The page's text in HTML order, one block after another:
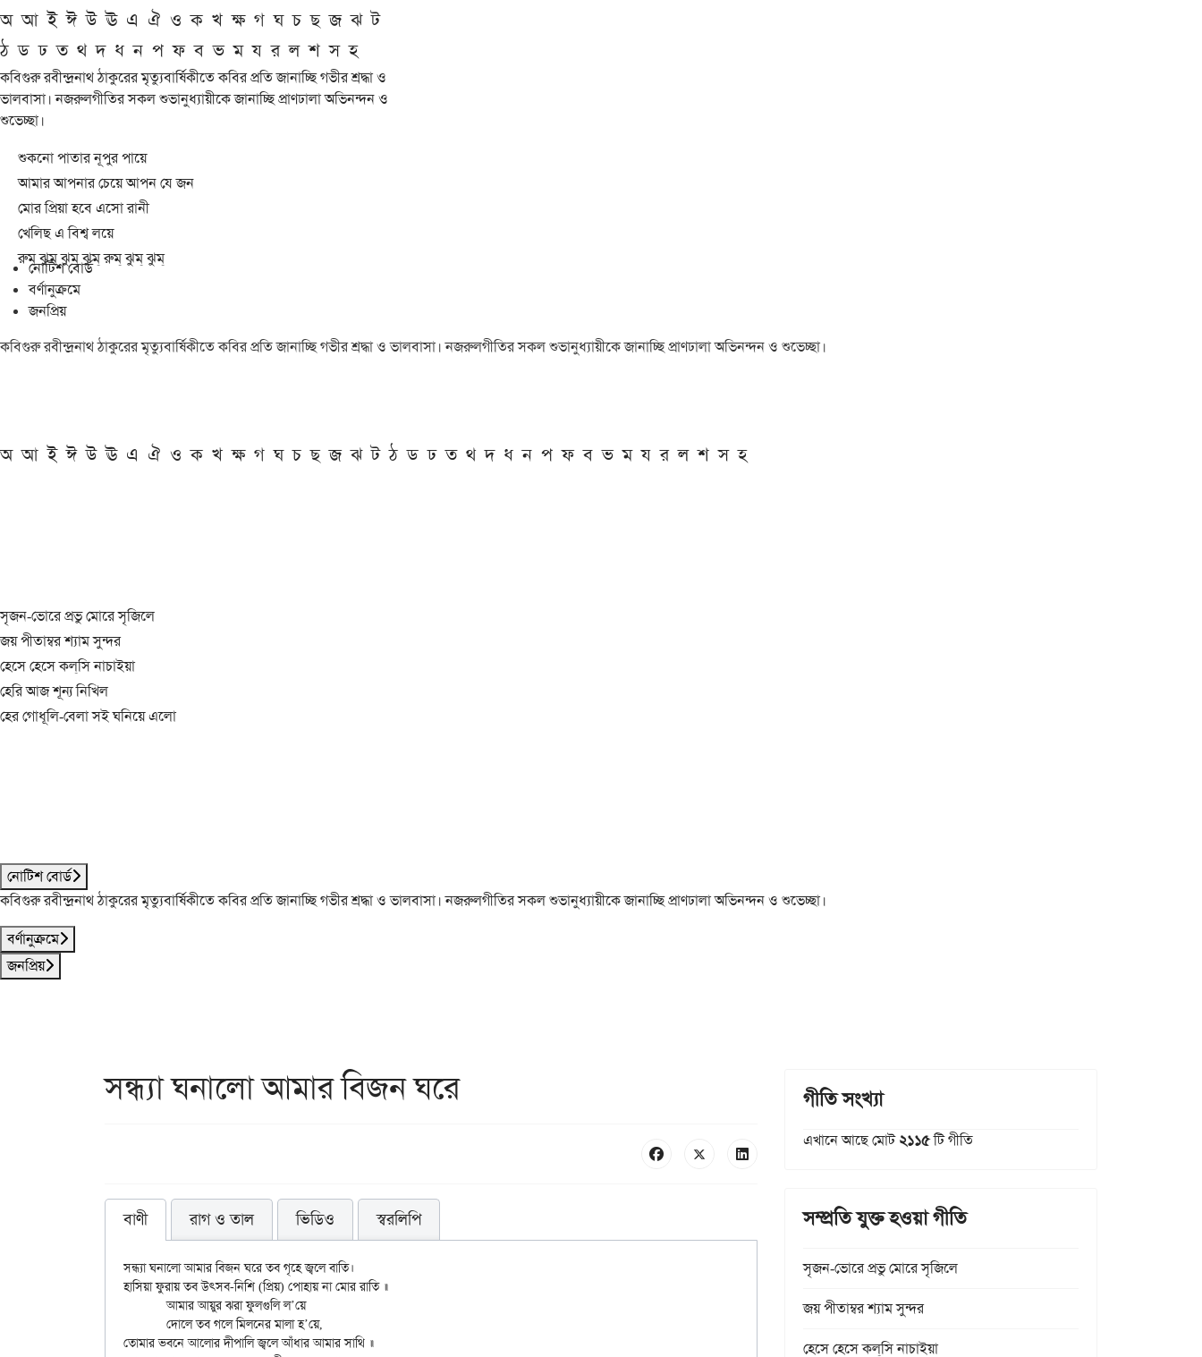
অ আ ই ঈ উ ঊ এ ঐ ও ক খ ক্ষ গ ঘ চ ছ জ ঝ ট
ঠ ড ঢ ত থ দ ধ ন প ফ ব ভ ম য র ল শ স হ
কবিগুরু রবীন্দ্রনাথ ঠাকুরের মৃত্যুবার্ষিকীতে কবির প্রতি জানাচ্ছি গভীর শ্রদ্ধা ও
ভালবাসা। নজরুলগীতির সকল শুভানুধ্যায়ীকে জানাচ্ছি প্রাণঢালা অভিনন্দন ও
শুভেচ্ছা।
শুকনো পাতার নূপুর পায়ে
আমার আপনার চেয়ে আপন যে জন
মোর প্রিয়া হবে এসো রানী
খেলিছ এ বিশ্ব লয়ে
রুম্ ঝুম্ ঝুম্ ঝুম্ রুম্ ঝুম্ ঝুম্
নোটিশ বোর্ড
বর্ণানুক্রমে
জনপ্রিয়
কবিগুরু রবীন্দ্রনাথ ঠাকুরের মৃত্যুবার্ষিকীতে কবির প্রতি জানাচ্ছি গভীর শ্রদ্ধা ও ভালবাসা। নজরুলগীতির সকল শুভানুধ্যায়ীকে জানাচ্ছি প্রাণঢালা অভিনন্দন ও শুভেচ্ছা।
অ আ ই ঈ উ ঊ এ ঐ ও ক খ ক্ষ গ ঘ চ ছ জ ঝ ট ঠ ড ঢ ত থ দ ধ ন প ফ ব ভ ম য র ল শ স হ
সৃজন-ভোরে প্রভু মোরে সৃজিলে
জয় পীতাম্বর শ্যাম সুন্দর
হেসে হেসে কল্‌সি নাচাইয়া
হেরি আজ শূন্য নিখিল
হের গোধূলি-বেলা সই ঘনিয়ে এলো
নোটিশ বোর্ড
কবিগুরু রবীন্দ্রনাথ ঠাকুরের মৃত্যুবার্ষিকীতে কবির প্রতি জানাচ্ছি গভীর শ্রদ্ধা ও ভালবাসা। নজরুলগীতির সকল শুভানুধ্যায়ীকে জানাচ্ছি প্রাণঢালা অভিনন্দন ও শুভেচ্ছা।
বর্ণানুক্রমে
জনপ্রিয়
সন্ধ্যা ঘনালো আমার বিজন ঘরে
বাণী রাগ ও তাল ভিডিও স্বরলিপি
সন্ধ্যা ঘনালো আমার বিজন ঘরে তব গৃহে জ্বলে বাতি।
হাসিয়া ফুরায় তব উৎসব-নিশি (প্রিয়) পোহায় না মোর রাতি ॥
	আমার আয়ুর ঝরা ফুলগুলি ল’য়ে
তোমার ভবনে আলোর দীপালি জ্বলে আঁধার আমার সাথি ॥
গীতি সংখ্যা
এখানে আছে মোট২১১৫টি গীতি
সম্প্রতি যুক্ত হওয়া গীতি
সৃজন-ভোরে প্রভু মোরে সৃজিলে
জয় পীতাম্বর শ্যাম সুন্দর
হেসে হেসে কল্‌সি নাচাইয়া